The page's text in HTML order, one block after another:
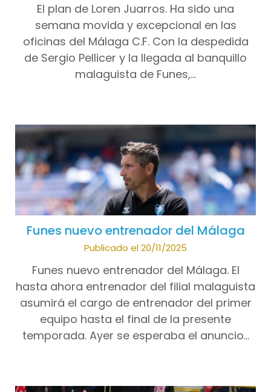
El plan de Loren Juarros. Ha sido una
semana movida y excepcional en las
oficinas del Málaga C.F. Con la despedida
de Sergio Pellicer y la llegada al banquillo
malaguista de Funes,…
Funes nuevo entrenador del Málaga
Publicado el 20/11/2025
Funes nuevo entrenador del Málaga. El
hasta ahora entrenador del filial malaguista
asumirá el cargo de entrenador del primer
equipo hasta el final de la presente
temporada. Ayer se esperaba el anuncio…